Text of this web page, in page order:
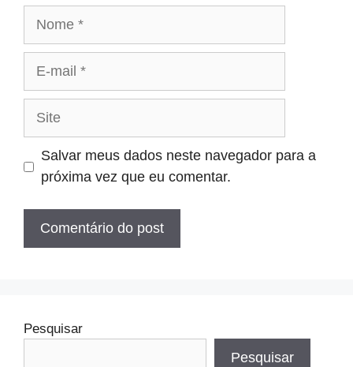
Site
Salvar meus dados neste navegador para a
próxima vez que eu comentar.
Pesquisar
Pesquisar